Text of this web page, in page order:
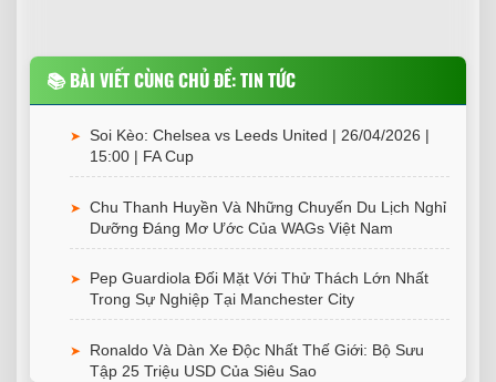
📚 BÀI VIẾT CÙNG CHỦ ĐỀ:TIN TỨC
➤ Soi Kèo: Chelsea vs Leeds United | 26/04/2026 |
15:00 | FA Cup
➤ Chu Thanh Huyền Và Những Chuyến Du Lịch Nghỉ
Dưỡng Đáng Mơ Ước Của WAGs Việt Nam
➤
Pep Guardiola Đối Mặt Với Thử Thách Lớn Nhất
Trong Sự Nghiệp Tại Manchester City
➤
Ronaldo Và Dàn Xe Độc Nhất Thế Giới: Bộ Sưu
Tập 25 Triệu USD Của Siêu Sao